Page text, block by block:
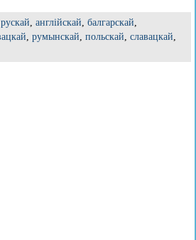
рускай, англійскай, балгарскай,
, румынскай, польскай, славацкай,